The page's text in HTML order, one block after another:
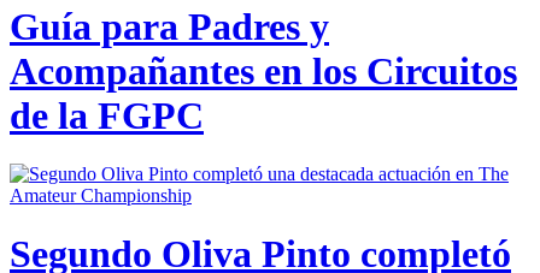
Guía para Padres y
Acompañantes en los Circuitos
de la FGPC
Segundo Oliva Pinto completó